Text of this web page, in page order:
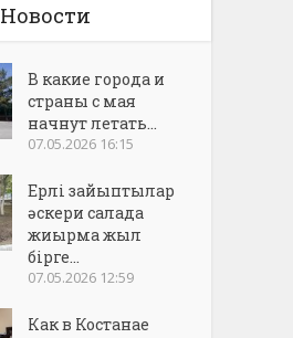
Новости
В какие города и
страны с мая
начнут летать...
07.05.2026 16:15
Ерлі зайыптылар
әскери салада
жиырма жыл
бірге...
07.05.2026 12:59
Как в Костанае